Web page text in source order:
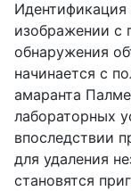
Идентификация
изображении с
обнаружения
начинается с
амаранта
лабораторных
впоследствии
для удаления
становятся